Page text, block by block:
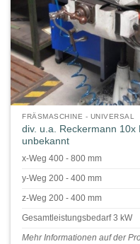
FRÄSMASCHINE - UNIVERSAL
div. u.a. Reckermann 10x
unbekannt
x-Weg 400 - 800 mm
y-Weg 200 - 400 mm
z-Weg 200 - 400 mm
Gesamtleistungsbedarf 3 kW
Mehr Informationen auf der